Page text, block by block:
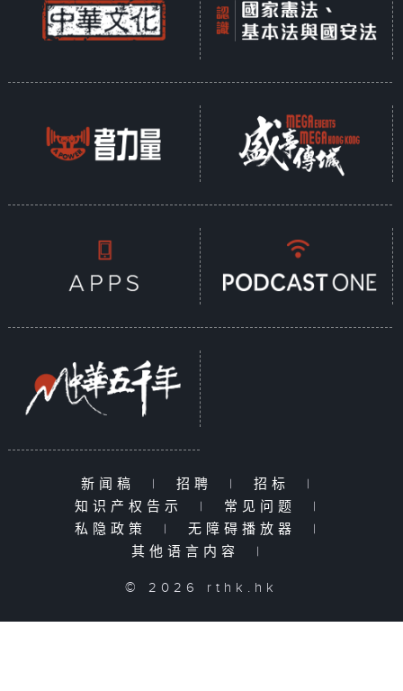
新闻稿 | 招聘 | 招标
|
知识产权告示
| 常见问题
|
私隐政策
| 无障碍播放器
|
其他语言内容
|
© 2026 rthk.hk